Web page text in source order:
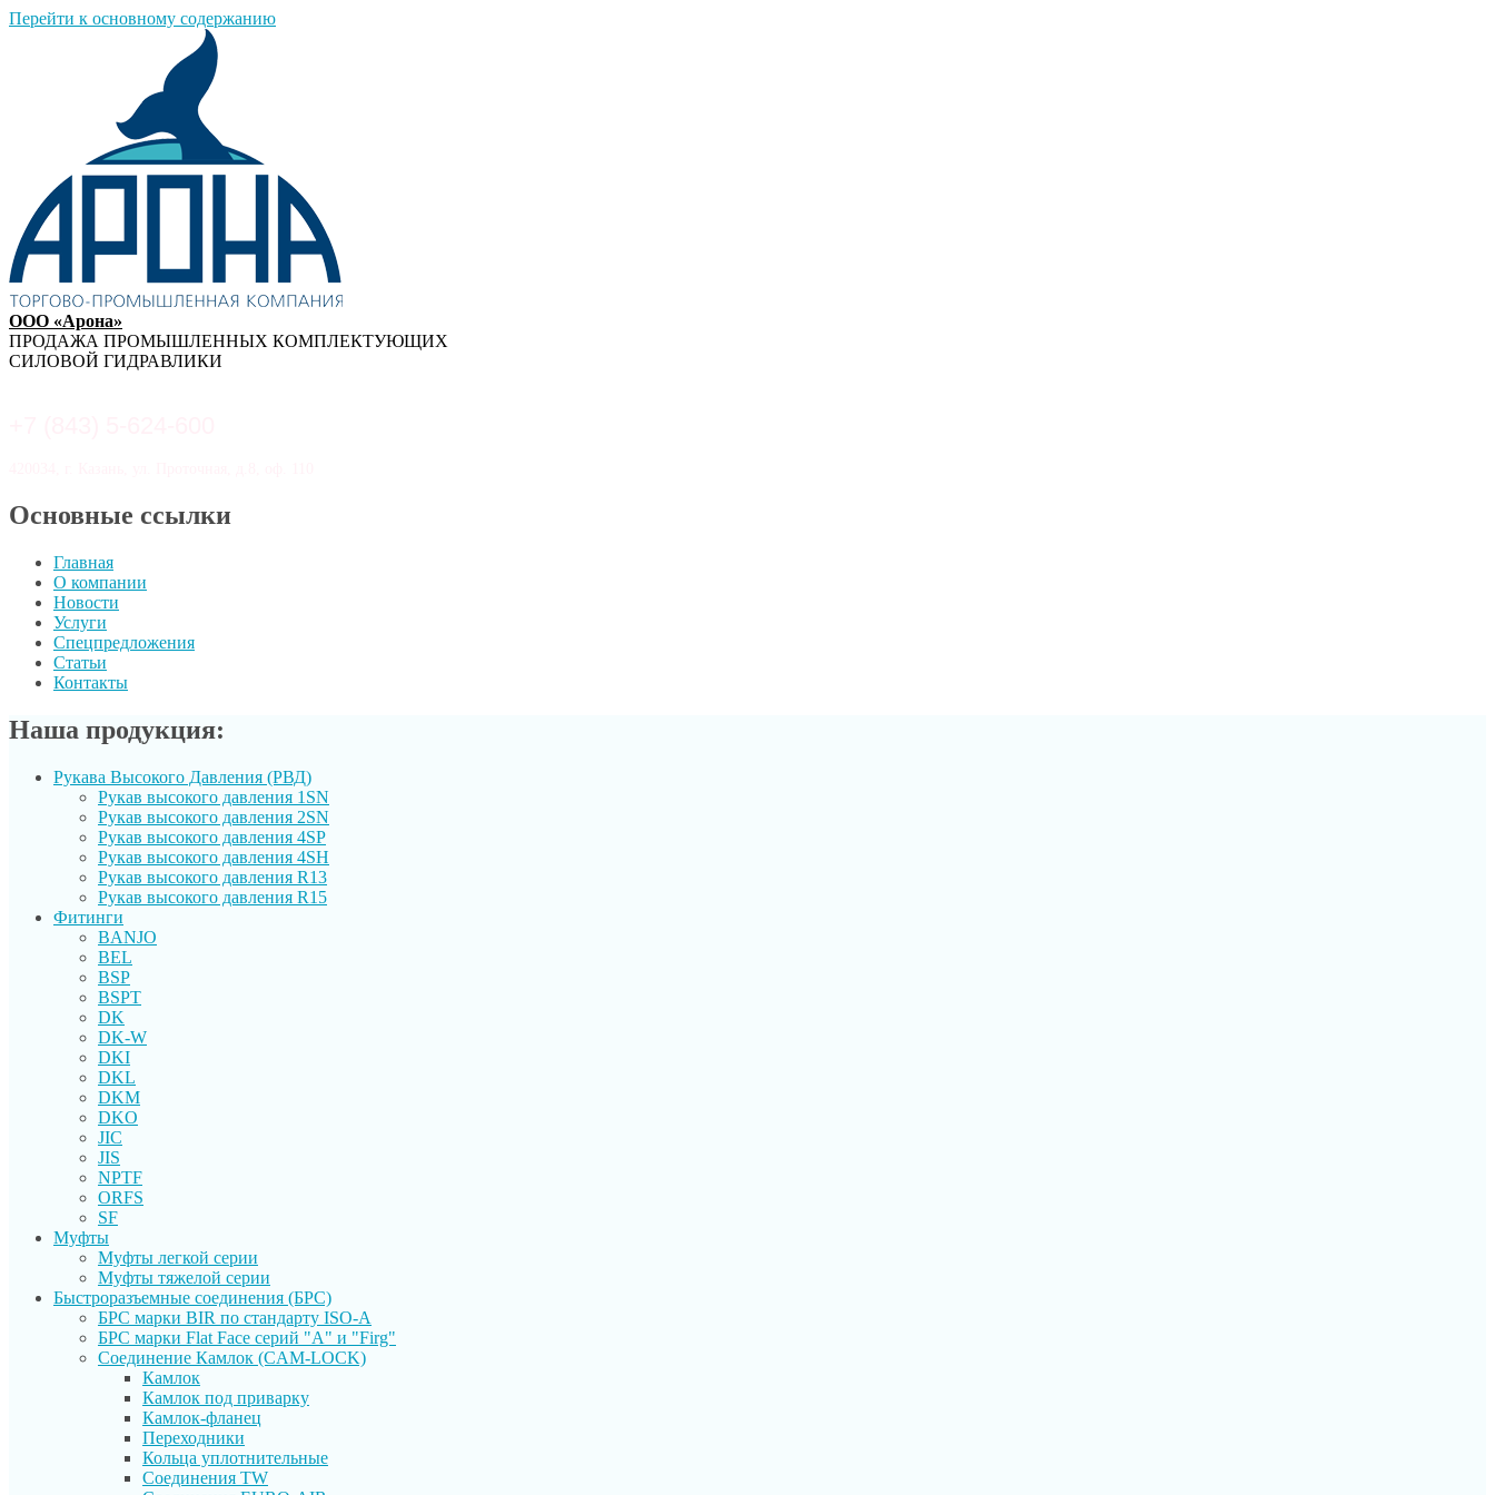
Перейти к основному содержанию
ООО «Арона»
ПРОДАЖА ПРОМЫШЛЕННЫХ КОМПЛЕКТУЮЩИХ
СИЛОВОЙ ГИДРАВЛИКИ
Основные ссылки
Главная
О компании
Новости
Услуги
Спецпредложения
Статьи
Контакты
Наша продукция:
Рукава Высокого Давления (РВД)
Рукав выcокого давления 1SN
Рукав высокого давления 2SN
Рукав высокого давления 4SP
Рукав высокого давления 4SH
Рукав высокого давления R13
Рукав высокого давления R15
Фитинги
BANJO
BEL
BSP
BSPT
DK
DK-W
DKI
DKL
DKM
DKO
JIC
JIS
NPTF
ORFS
SF
Муфты
Муфты легкой серии
Муфты тяжелой серии
Быстроразъемные соединения (БРС)
БРС марки BIR по стандарту ISO-A
БРС марки Flat Face серий "А" и "Firg"
Соединение Камлок (CAM-LOCK)
Камлок
Камлок под приварку
Камлок-фланец
Переходники
Кольца уплотнительные
Соединения TW